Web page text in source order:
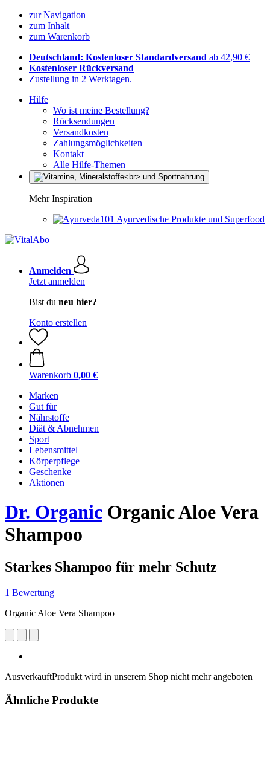
zur Navigation
zum Inhalt
zum Warenkorb
Deutschland: Kostenloser Standardversand ab 42,90 €
Kostenloser Rückversand
Zustellung in 2 Werktagen.
Hilfe
Wo ist meine Bestellung?
Rücksendungen
Versandkosten
Zahlungsmöglichkeiten
Kontakt
Alle Hilfe-Themen
Mehr Inspiration
Ayurvedische Produkte und Superfood
Anmelden
Jetzt anmelden
Bist du neu hier?
Konto erstellen
Warenkorb 0,00 €
Marken
Gut für
Nährstoffe
Diät & Abnehmen
Sport
Lebensmittel
Körperpflege
Geschenke
Aktionen
Dr. Organic Organic Aloe Vera
Shampoo
Starkes Shampoo für mehr Schutz
1 Bewertung
Organic Aloe Vera Shampoo
AusverkauftProdukt wird in unserem Shop nicht mehr angeboten
Ähnliche Produkte